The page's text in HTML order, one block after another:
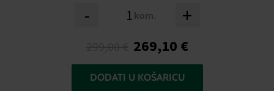
- kom. +
269,10 €
DODATI U KOŠARICU